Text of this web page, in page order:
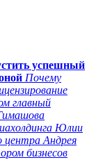
успешный
Почему
главный
Юлии
центра Андрея
бизнесов